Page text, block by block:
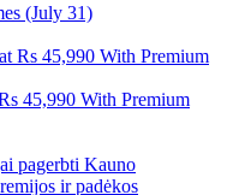
(July 31)
45,990 With Premium